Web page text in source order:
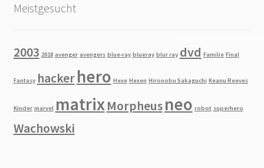
Meistgesucht
2003 2018 avenger avengers blue-ray blueray blur ray dvd Familie Final
Fantasy hackerhero Hexe Hexen Hironobu Sakaguchi Keanu Reeves
Kinder marvel matrixMorpheusneo robot superhero
Wachowski